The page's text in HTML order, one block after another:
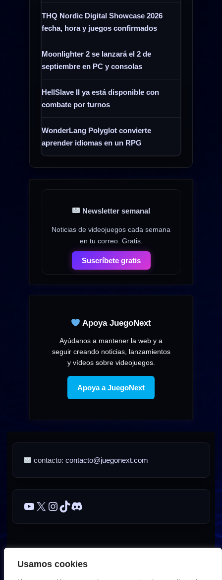
Usamos cookies
THQ Nordic Digital Showcase 2026
fecha, hora y juegos confirmados
Moonlighter 2 se lanzará el 2 de
septiembre en PC y consolas
HellSlave II ya está disponible con
combate por turnos
WonderLang Polyglot convierte
aprender idiomas en un RPG
Newsletter semanal
Noticias de videojuegos cada semana
en tu correo. Gratis.
Suscríbete gratis
Apoya JuegoNext
Ayúdanos a mantener la web y a
seguir creando noticias, lanzamientos
y vídeos sobre videojuegos.
Apoya a JuegoNext
contacto:contacto@juegonext.com
YouTube
X Instagram
TikTok
Discord
Sobre JuegoNext Contacto Publicidad / Advertising
AVISO LEGAL – JuegoNext